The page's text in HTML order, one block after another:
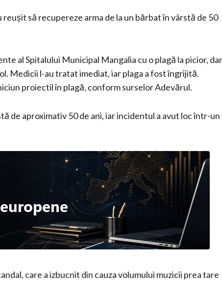
să recupereze arma de la un bărbat în vârstă de 50
al Spitalului Municipal Mangalia cu o plagă la picior, dar
Medicii l-au tratat imediat, iar plaga a fost îngrijită.
proiectil în plagă, conform surselor Adevărul.
de aproximativ 50 de ani, iar incidentul a avut loc într-un
care a izbucnit din cauza volumului muzicii prea tare